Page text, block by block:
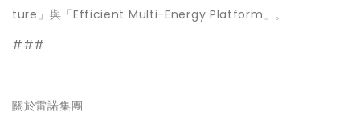
ture」與「Efficient Multi-Energy Platform」。
###
關於雷諾集團